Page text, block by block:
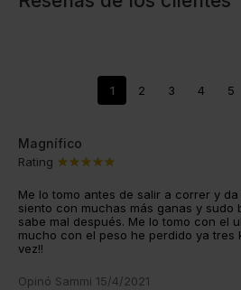
1 2 3 4 5
Magnífico
Rating
Me lo tomo antes de salir a correr y
siento con muchas más ganas y sudo
sabe mal después. Me lo tomo con el
mucho con el peso he perdido ya tres
vez!!
Opinó Sammi 15/4/2021